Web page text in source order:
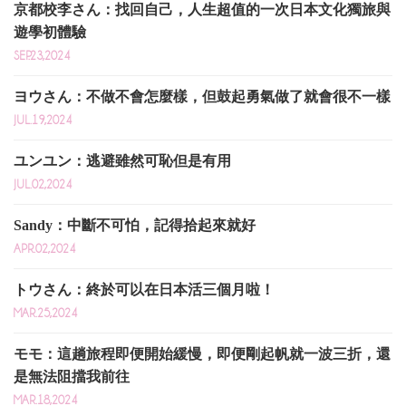
京都校李さん：找回自己，人生超值的一次日本文化獨旅與
遊學初體驗
SEP.23,2024
ヨウさん：不做不會怎麼樣，但鼓起勇氣做了就會很不一樣
JUL.19,2024
ユンユン：逃避雖然可恥但是有用
JUL.02,2024
Sandy：中斷不可怕，記得拾起來就好
APR.02,2024
トウさん：終於可以在日本活三個月啦！
MAR.25,2024
モモ：這趟旅程即便開始緩慢，即便剛起帆就一波三折，還
是無法阻擋我前往
MAR.18,2024